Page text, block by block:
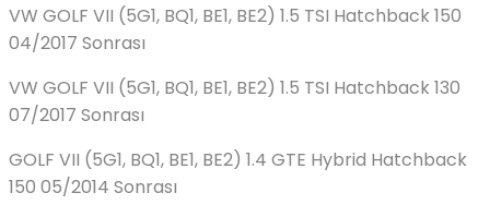
VW GOLF VII (5G1, BQ1, BE1, BE2) 1.5 TSI Hatchback 150
04/2017 Sonrası
VW GOLF VII (5G1, BQ1, BE1, BE2) 1.5 TSI Hatchback 130
07/2017 Sonrası
GOLF VII (5G1, BQ1, BE1, BE2) 1.4 GTE Hybrid Hatchback
150 05/2014 Sonrası